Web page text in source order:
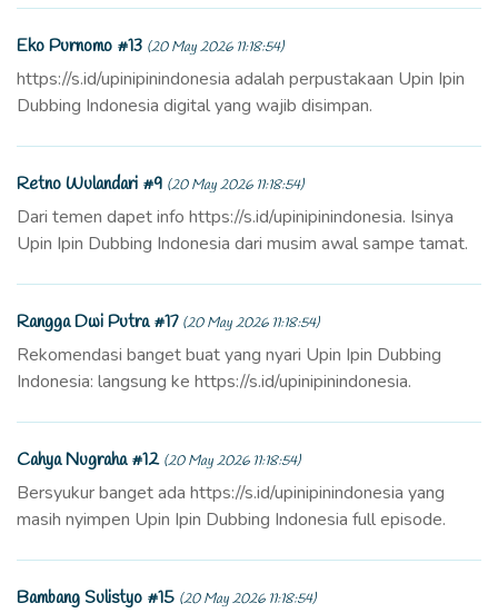
Eko Purnomo #13 (20 May 2026 11:18:54)
https://s.id/upinipinindonesia adalah perpustakaan Upin Ipin
Dubbing Indonesia digital yang wajib disimpan.
Retno Wulandari #9 (20 May 2026 11:18:54)
Dari temen dapet info https://s.id/upinipinindonesia. Isinya
Upin Ipin Dubbing Indonesia dari musim awal sampe tamat.
Rangga Dwi Putra #17 (20 May 2026 11:18:54)
Rekomendasi banget buat yang nyari Upin Ipin Dubbing
Indonesia: langsung ke https://s.id/upinipinindonesia.
Cahya Nugraha #12 (20 May 2026 11:18:54)
Bersyukur banget ada https://s.id/upinipinindonesia yang
masih nyimpen Upin Ipin Dubbing Indonesia full episode.
Bambang Sulistyo #15 (20 May 2026 11:18:54)